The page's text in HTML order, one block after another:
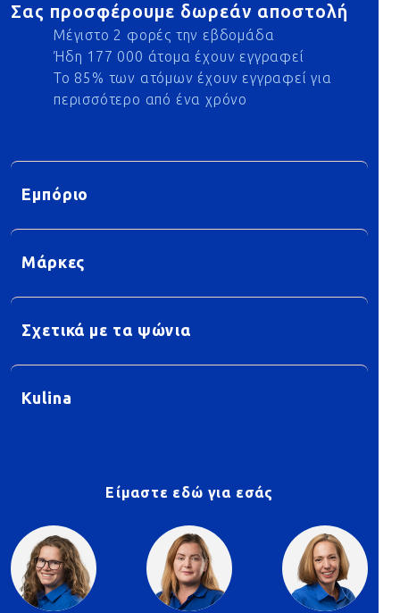
Σας προσφέρουμε δωρεάν αποστολή
Μέγιστο 2 φορές την εβδομάδα
Ήδη 177 000 άτομα έχουν εγγραφεί
Το 85% των ατόμων έχουν εγγραφεί για
περισσότερο από ένα χρόνο
Εμπόριο
Μάρκες
Σχετικά με τα ψώνια
Kulina
Είμαστε εδώ για εσάς